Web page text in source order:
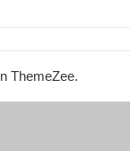
ThemeZee.